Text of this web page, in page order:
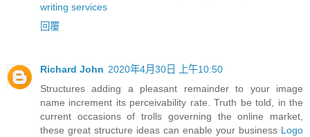
writing services
回覆
Richard John 2020年4月30日 上午10:50
Structures adding a pleasant remainder to your image
name increment its perceivability rate. Truth be told, in the
current occasions of trolls governing the online market,
these great structure ideas can enable your business Logo